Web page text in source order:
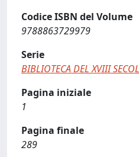
Codice ISBN del Volume
9788863729979
Serie
BIBLIOTECA DEL XVIII
Pagina iniziale
1
Pagina finale
289